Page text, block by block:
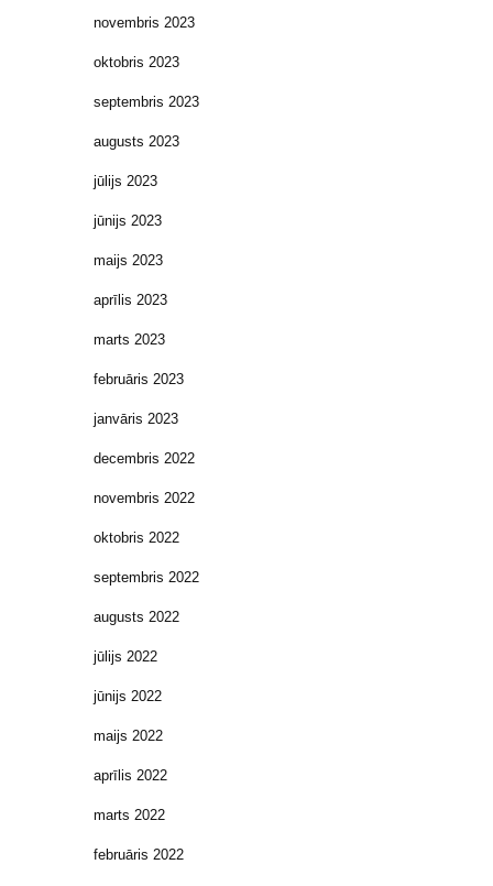
novembris 2023
oktobris 2023
septembris 2023
augusts 2023
jūlijs 2023
jūnijs 2023
maijs 2023
aprīlis 2023
marts 2023
februāris 2023
janvāris 2023
decembris 2022
novembris 2022
oktobris 2022
septembris 2022
augusts 2022
jūlijs 2022
jūnijs 2022
maijs 2022
aprīlis 2022
marts 2022
februāris 2022